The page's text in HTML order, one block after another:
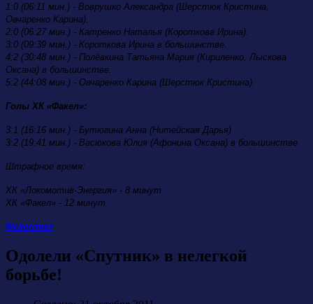
1:0 (06:11 мин.) - Воврушко Александра (Шерстюк Кристина,
Овчаренко Карина).
2:0 (06:27 мин.) - Катренко Наталья (Короткова Ирина).
3:0 (09:39 мин.) - Короткова Ирина в большинстве.
4:2 (30:48 мин.) - Полёвкина Татьяна Мария (Кириленко, Лыскова
Оксана) в большинстве.
5:2 (44:08 мин.) - Овчаренко Карина (Шерстюк Кристина).
Голы ХК «Факел»:
3:1 (16:16 мин.) - Бутюгина Анна (Нитейская Дарья)
3:2 (19:41 мин.) - Васюкова Юлия (Афонина Оксана) в большинстве
Штрафное время:
ХК «Локомотив-Энергия» - 8 минут
ХК «Факел» - 12 минут
Фотоотчет
Одолели «Спутник» в нелегкой
борьбе!